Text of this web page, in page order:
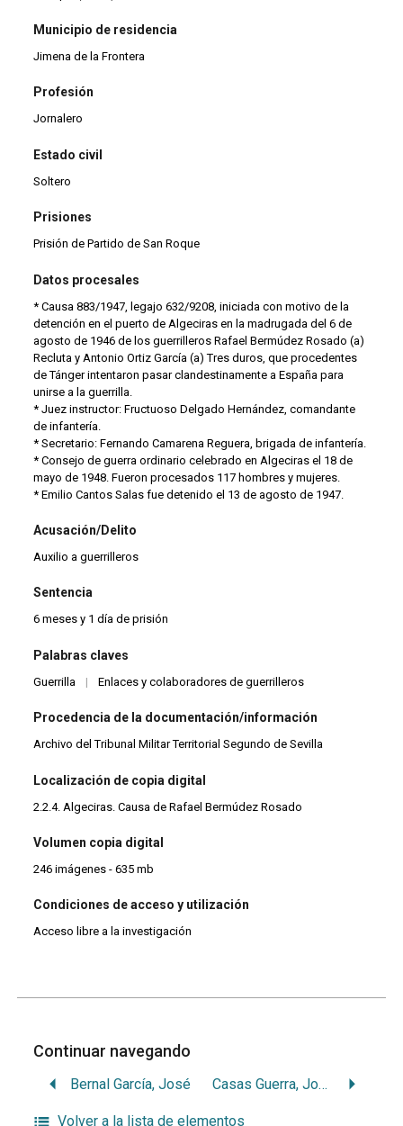
Municipio de residencia
Jimena de la Frontera
Profesión
Jornalero
Estado civil
Soltero
Prisiones
Prisión de Partido de San Roque
Datos procesales
* Causa 883/1947, legajo 632/9208, iniciada con motivo de la
detención en el puerto de Algeciras en la madrugada del 6 de
agosto de 1946 de los guerrilleros Rafael Bermúdez Rosado (a)
Recluta y Antonio Ortiz García (a) Tres duros, que procedentes
de Tánger intentaron pasar clandestinamente a España para
unirse a la guerrilla.
* Juez instructor: Fructuoso Delgado Hernández, comandante
de infantería.
* Secretario: Fernando Camarena Reguera, brigada de infantería.
* Consejo de guerra ordinario celebrado en Algeciras el 18 de
mayo de 1948. Fueron procesados 117 hombres y mujeres.
* Emilio Cantos Salas fue detenido el 13 de agosto de 1947.
Acusación/Delito
Auxilio a guerrilleros
Sentencia
6 meses y 1 día de prisión
Palabras claves
Guerrilla | Enlaces y colaboradores de guerrilleros
Procedencia de la documentación/información
Archivo del Tribunal Militar Territorial Segundo de Sevilla
Localización de copia digital
2.2.4. Algeciras. Causa de Rafael Bermúdez Rosado
Volumen copia digital
246 imágenes - 635 mb
Condiciones de acceso y utilización
Acceso libre a la investigación
Continuar navegando
Bernal García, José Casas Guerra, Josefa
Volver a la lista de elementos